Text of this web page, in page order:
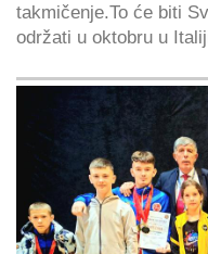
takmičenje.To će biti
održati u oktobru u